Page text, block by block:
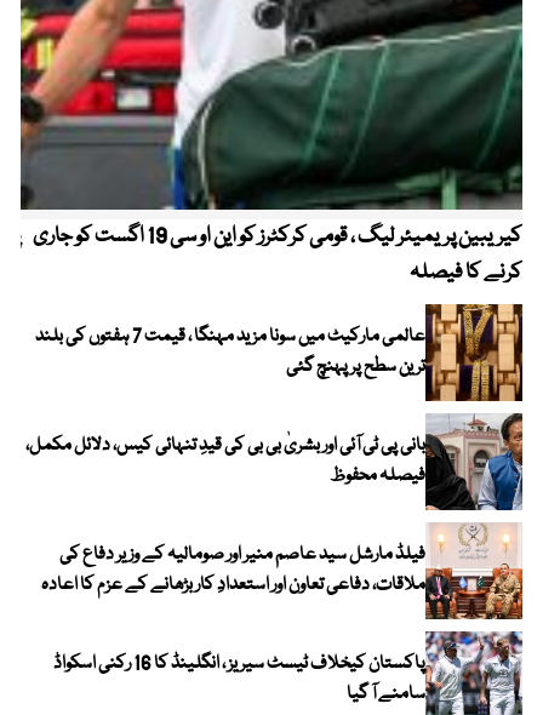
کیریبین پریمیئر لیگ ، قومی کرکٹرز کو این او سی 19 اگست کو جاری
کرنے کا فیصلہ
عالمی مارکیٹ میں سونا مزید مہنگا ، قیمت 7 ہفتوں کی بلند
ترین سطح پر پہنچ گئی
بانی پی ٹی آئی اور بشریٰ بی بی کی قیدِ تنہائی کیس، دلائل مکمل،
فیصلہ محفوظ
فیلڈ مارشل سید عاصم منیر اور صومالیہ کے وزیر دفاع کی
ملاقات، دفاعی تعاون اور استعدادِ کار بڑھانے کے عزم کا اعادہ
پاکستان کیخلاف ٹیسٹ سیریز ، انگلینڈ کا 16 رکنی اسکواڈ
سامنے آ گیا